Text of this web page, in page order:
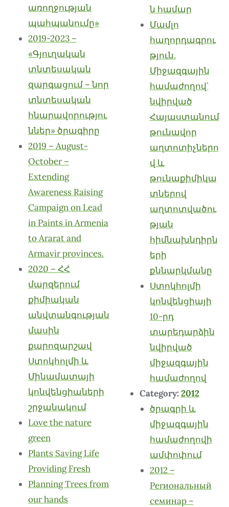
առողջության
պահպանումը»
2019-2023 –
«Գյուղական
տնտեսական
զարգացում – նոր
տնտեսական
հնարավորությու
ններ» ծրագիրը
2019 – August-
October –
Extending
Awareness Raising
Campaign on Lead
in Paints in Armenia
to Ararat and
Armavir provinces.
2020 – ՀՀ
մարզերում
քիմիական
անվտանգության
մասին
քարոզարշավ
Ստոկհոլմի և
Մինամատայի
կոնվենցիաների
շրջանակում
Love the nature
green
Plants Saving Life
Providing Fresh
Planning Trees from
our hands
ն համար
Մամլո
հաղորդագրու
թյուն.
Միջազգային
համաժողով`
նվիրված
Հայաստանում
թունավոր
աղտոտիչներո
վ և
թունաքիմիկա
տներով
աղտոտվածու
թյան
հիմնախնդիրն
երի
քննարկմանը
Ստոկհոլմի
կոնվենցիայի
10-րդ
տարեդարձին
նվիրված
միջազգային
համաժողով
Category:2012
ծրագրի և
միջազգային
համաժողովի
ամփոփում
2012 –
Региональный
семинар –